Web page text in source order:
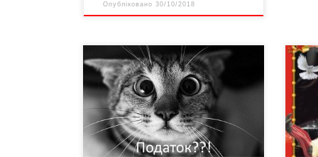
Опубліковано30/10/2018
Тільки раз 170 гривень доведеться
заплатити власнику за кота чи
собаку. Зміни не запровадять до
весни, а вже є купа питань: за
хом’яків і папуг теж платити?
Розберемось, чи заслуговує «закон
7020» на звання «маразм року», як
з